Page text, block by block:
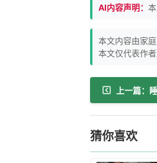
AI内容声明：
本文内容由家
本文仅代表作
猜你喜欢